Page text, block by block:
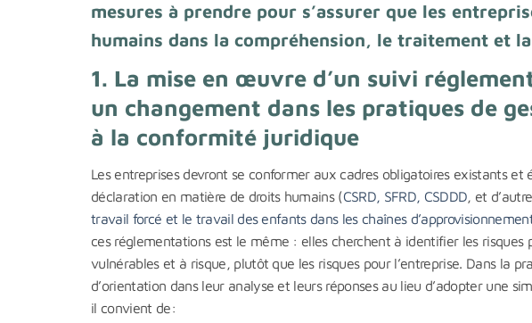
mesures à prendre pour s’assurer que les
humains dans la compréhension, le traitement et
1. La mise en œuvre d’un suivi
un changement dans les pratiques de
à la conformité juridique
Les entreprises devront se conformer aux cadres obligatoires existants
déclaration en matière de droits humains (CSRD, SFRD, CSDDD, et
travail forcé et le travail des enfants dans les chaînes
ces réglementations est le même : elles cherchent à identifier les risques
vulnérables et à risque, plutôt que les risques pour l’entreprise. Dans la
d’orientation dans leur analyse et leurs réponses au lieu d’adopter une
il convient de: